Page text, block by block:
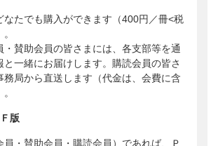
たでも購入ができます（400円／冊<税
賛助会員の皆さまには、各支部等を通
と一緒にお届けします。購読会員の皆さ
務局から直送します（代金は、会費に含
版
員・賛助会員・購読会員）であれば、Ｐ